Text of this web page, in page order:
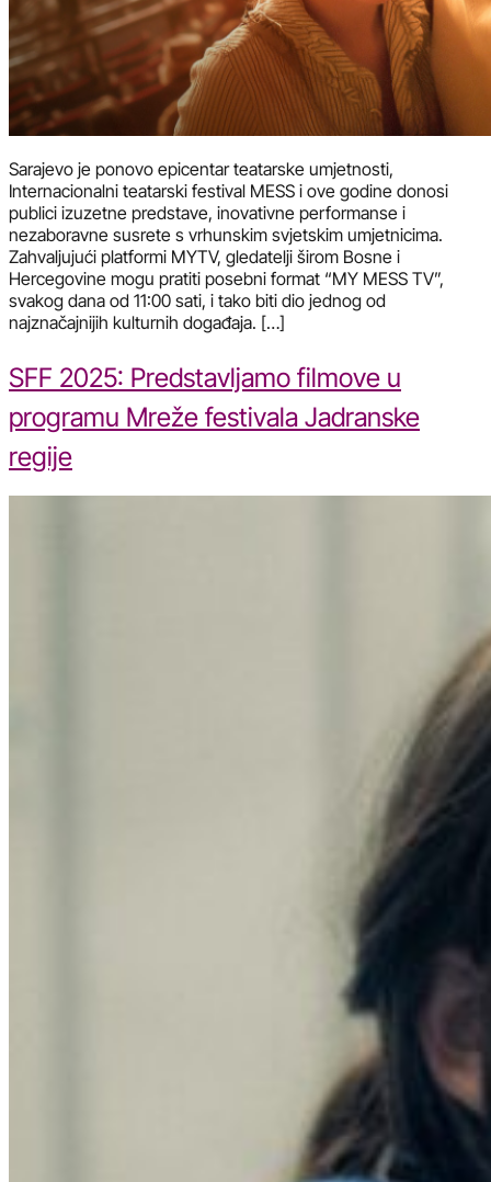
Sarajevo je ponovo epicentar teatarske umjetnosti,
Internacionalni teatarski festival MESS i ove godine donosi
publici izuzetne predstave, inovativne performanse i
nezaboravne susrete s vrhunskim svjetskim umjetnicima.
Zahvaljujući platformi MYTV, gledatelji širom Bosne i
Hercegovine mogu pratiti posebni format “MY MESS TV”,
svakog dana od 11:00 sati, i tako biti dio jednog od
najznačajnijih kulturnih događaja. […]
SFF 2025: Predstavljamo filmove u
programu Mreže festivala Jadranske
regije